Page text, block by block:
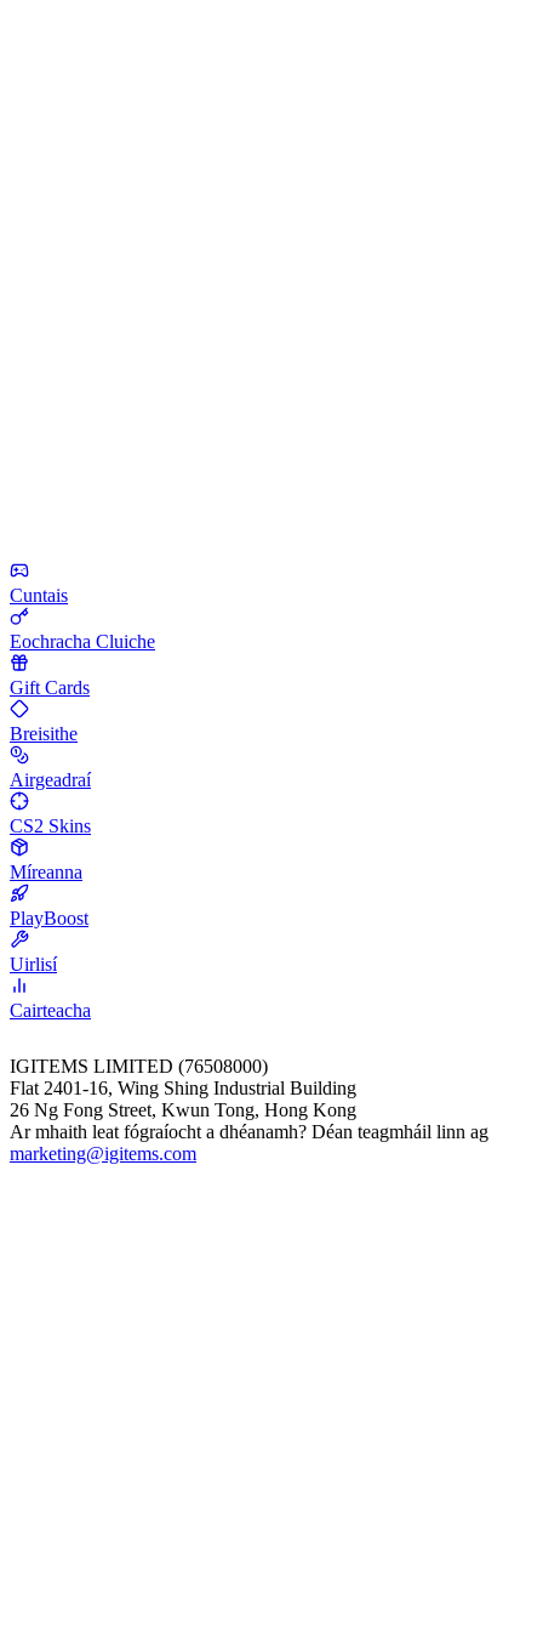
Cuntais
Eochracha Cluiche
Gift Cards
Breisithe
Airgeadraí
CS2 Skins
Míreanna
PlayBoost
Uirlisí
Cairteacha
IGITEMS LIMITED (76508000)
Flat 2401-16, Wing Shing Industrial Building
26 Ng Fong Street, Kwun Tong, Hong Kong
Ar mhaith leat fógraíocht a dhéanamh? Déan teagmháil linn ag
marketing@igitems.com